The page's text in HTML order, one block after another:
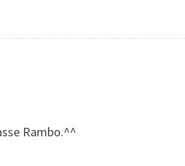
Rambo.^^